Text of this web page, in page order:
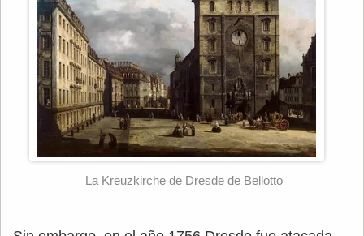
La Kreuzkirche de Dresde de Bellotto